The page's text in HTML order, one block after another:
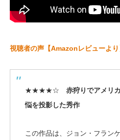
視聴者の声【Amazonレビューより
★★★★☆ 赤狩りでアメリ
悩を投影した秀作
この作品は、ジョン・フラン